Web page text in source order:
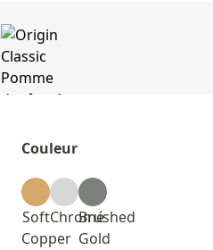
Couleur
Soft
Copper
ChroméBrushed
Gold